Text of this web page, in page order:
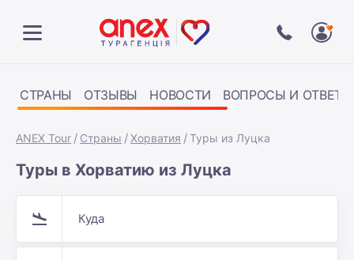
СТРАНЫ ОТЗЫВЫ НОВОСТИ ВОПРОСЫ И ОТВЕТЫ
ANEX Tour Страны Хорватия Туры из Луцка
Туры в Хорватию из Луцка
Куда